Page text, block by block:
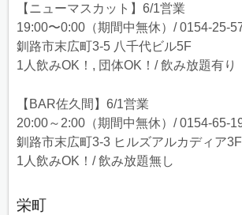
【ニューマスカット】6/1営業
19:00〜0:00（期間中無休）/ 0154-25-
釧路市末広町3-5 八千代ビル5F
1人飲みOK！, 団体OK！/ 飲み放題有り
【BAR佐久間】6/1営業
20:00～2:00（期間中無休）/ 0154-65-
釧路市末広町3-3 ヒルズアルカディア3F
1人飲みOK！/ 飲み放題無し
栄町